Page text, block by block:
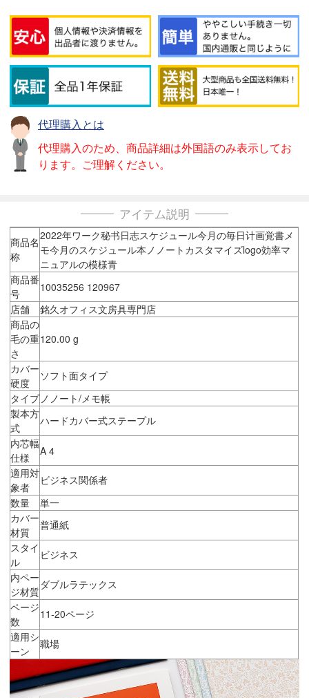
代理購入とは
代理購入のため、商品詳細は外国語のみ表示してお
ります。ご理解ください。
アイテム説明
商品名
称
2022年ワーク秘书日志スケジュール今月の毎日计画覚書メ
モ今月のスケジュール本ノノートカスタマイズlogo効率マ
ニュアルの模様青
商品番
号
10035256 120967
店舗
銘久オフィス文房具専門店
商品の
毛の重
さ
120.00 g
カバー
硬度
ソフト面タイプ
タイプ ノノート/メモ帳
製本方
式
ハードカバー式ステープル
内芯幅
仕様
A 4
適用対
象者
ビジネス関係者
数量
単一
カバー
材質
普通紙
スタイ
ル
ビジネス
内ペー
ジ材質
ダブルラテックス
ページ
数
11-20ページ
適用シ
ーン
職場